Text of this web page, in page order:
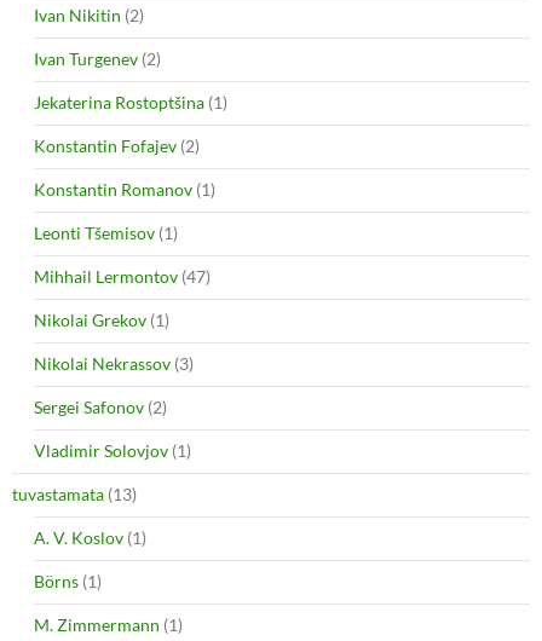
Ivan Nikitin (2)
Ivan Turgenev (2)
Jekaterina Rostoptšina (1)
Konstantin Fofajev (2)
Konstantin Romanov (1)
Leonti Tšemisov (1)
Mihhail Lermontov (47)
Nikolai Grekov (1)
Nikolai Nekrassov (3)
Sergei Safonov (2)
Vladimir Solovjov (1)
tuvastamata (13)
A. V. Koslov (1)
Börns (1)
M. Zimmermann (1)